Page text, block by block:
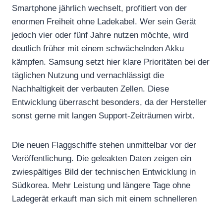
Smartphone jährlich wechselt, profitiert von der
enormen Freiheit ohne Ladekabel. Wer sein Gerät
jedoch vier oder fünf Jahre nutzen möchte, wird
deutlich früher mit einem schwächelnden Akku
kämpfen. Samsung setzt hier klare Prioritäten bei der
täglichen Nutzung und vernachlässigt die
Nachhaltigkeit der verbauten Zellen. Diese
Entwicklung überrascht besonders, da der Hersteller
sonst gerne mit langen Support-Zeiträumen wirbt.
Die neuen Flaggschiffe stehen unmittelbar vor der
Veröffentlichung. Die geleakten Daten zeigen ein
zwiespältiges Bild der technischen Entwicklung in
Südkorea. Mehr Leistung und längere Tage ohne
Ladegerät erkauft man sich mit einem schnelleren